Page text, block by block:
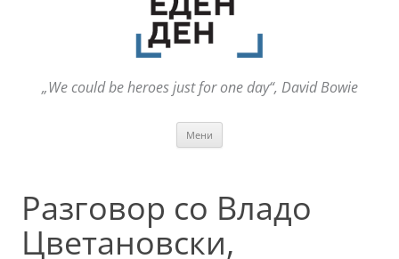
„We could be heroes just for one day“, David Bowie
Мени
Разговор со Владо
Цветановски,